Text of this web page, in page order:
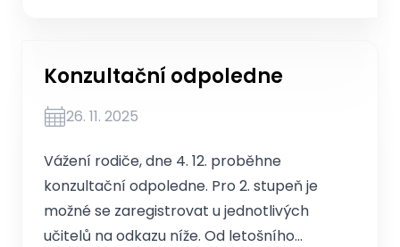
Konzultační odpoledne
26. 11. 2025
Vážení rodiče, dne 4. 12. proběhne
konzultační odpoledne. Pro 2. stupeň je
možné se zaregistrovat u jednotlivých
učitelů na odkazu níže. Od letošního…